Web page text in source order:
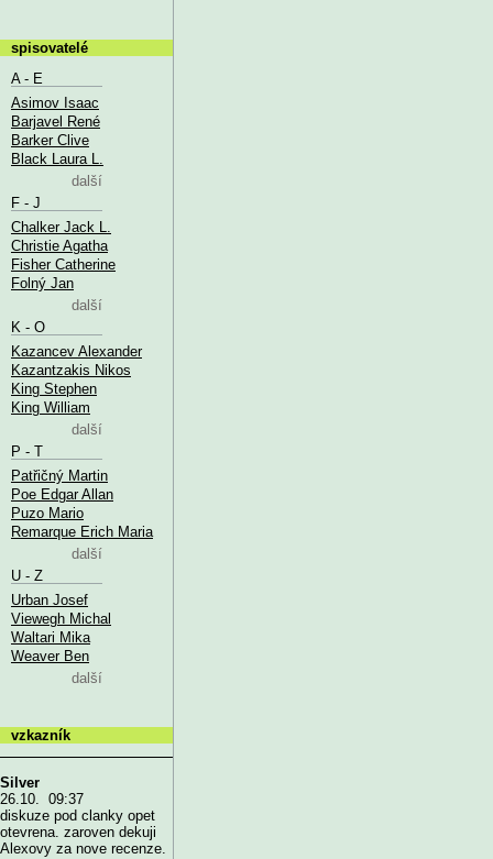
spisovatelé
A - E
Asimov Isaac
Barjavel René
Barker Clive
Black Laura L.
další
F - J
Chalker Jack L.
Christie Agatha
Fisher Catherine
Folný Jan
další
K - O
Kazancev Alexander
Kazantzakis Nikos
King Stephen
King William
další
P - T
Patřičný Martin
Poe Edgar Allan
Puzo Mario
Remarque Erich Maria
další
U - Z
Urban Josef
Viewegh Michal
Waltari Mika
Weaver Ben
další
vzkazník
Silver
26.10. 09:37
diskuze pod clanky opet
otevrena. zaroven dekuji
Alexovy za nove recenze.